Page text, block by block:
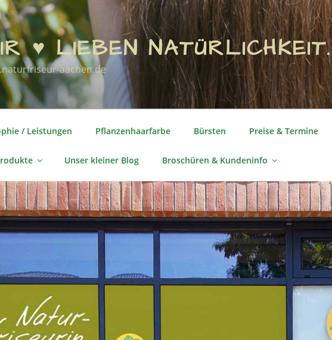
♥ LIEBEN NATÜRLICHKEIT.
aachen.de
/ Leistungen Pflanzenhaarfarbe Bürsten Preise & Termine
Unser kleiner Blog Broschüren & Kundeninfo